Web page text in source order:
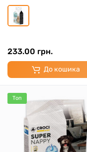
233.00 грн.
До кошика
Топ